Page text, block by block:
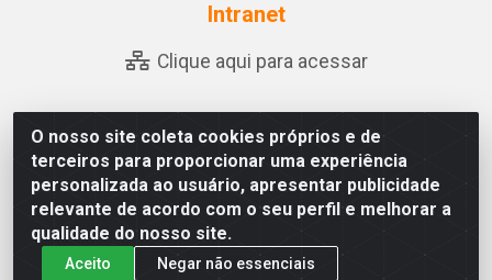
O nosso site coleta cookies próprios e de
terceiros para proporcionar uma experiência
personalizada ao usuário, apresentar publicidade
relevante de acordo com o seu perfil e melhorar a
qualidade do nosso site.
Aceito Negar não essenciais
Intranet
Clique aqui para acessar
Abreu & Silva - Rua Padre Jose de Souza Leite, 265 - Ariado,
Olho D'Água das Flores/AL - CEP 57.442-000 - CNPJ
04.790.656/0001-06